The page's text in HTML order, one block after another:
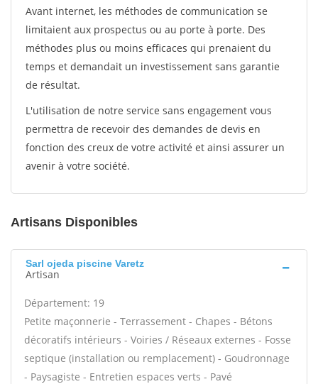
Avant internet, les méthodes de communication se
limitaient aux prospectus ou au porte à porte. Des
méthodes plus ou moins efficaces qui prenaient du
temps et demandait un investissement sans garantie
de résultat.
L'utilisation de notre service sans engagement vous
permettra de recevoir des demandes de devis en
fonction des creux de votre activité et ainsi assurer un
avenir à votre société.
Artisans Disponibles
Sarl ojeda piscine Varetz
Artisan
Département: 19
Petite maçonnerie - Terrassement - Chapes - Bétons
décoratifs intérieurs - Voiries / Réseaux externes - Fosse
septique (installation ou remplacement) - Goudronnage
- Paysagiste - Entretien espaces verts - Pavé